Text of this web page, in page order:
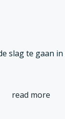
slag te gaan
read more